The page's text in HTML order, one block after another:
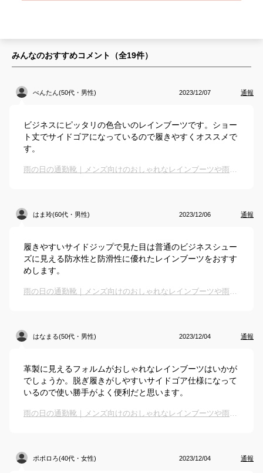
みんなのおすすめコメント（全19件）
べんたん(50代・男性) 2023/12/07 通報
ビジネスにピッタリの色合いのレインブーツです。ショー
ト丈でサイドゴアになっているので履きやすくオススメで
す。
雨の日の通勤靴｜メンズ向けのおしゃれなレインブーツや雨用ビジネスシューズのおすすめは？
はま玲(60代・男性) 2023/12/06 通報
履きやすいサイドジップで見た目は普通のビジネスシュー
ズに見える防水性と防滑性に優れたレインブーツをおすす
めします。
雨の日の通勤靴｜メンズ向けのおしゃれなレインブーツや雨用ビジネスシューズのおすすめは？
はなまる(50代・男性) 2023/12/04 通報
革製に見えるフォルムがおしゃれなレインブーツはいかが
でしょうか。脱ぎ履きがしやすいサイドゴア仕様になって
いるので使い勝手がよく便利だと思います。
雨の日の通勤靴｜メンズ向けのおしゃれなレインブーツや雨用ビジネスシューズのおすすめは？
ポポロろ(40代・女性) 2023/12/04 通報